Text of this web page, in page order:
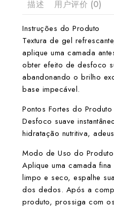
描述 用户评价 (0)
Instruções do Produto
Textura de gel
aplique uma camada
obter efeito de desfoco
abandonando o brilho
base impecável.
Pontos Fortes do Produto
Desfoco suave
hidratação nutritiva,
Modo de Uso do Produto
Aplique uma camada
limpo e seco, espalhe
dos dedos. Após a
produto, prossiga com